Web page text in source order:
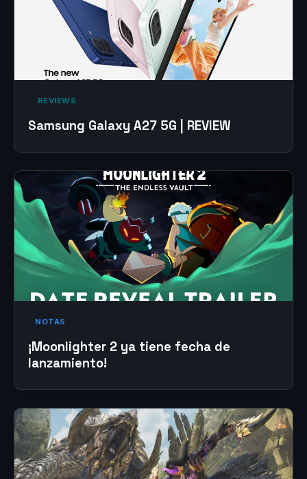
‎ REVIEWS‎
Samsung Galaxy A27 5G | REVIEW
NOTAS
¡Moonlighter 2 ya tiene fecha de
lanzamiento!